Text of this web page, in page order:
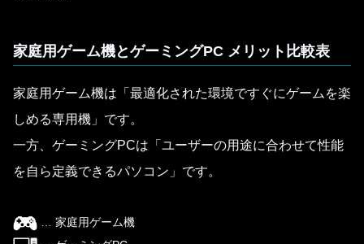
家庭用ゲーム機とゲーミングPC メリット比較表
家庭用ゲーム機は「最適化された環境ですぐにゲームを楽
しめる専用機」です。
一方、ゲーミングPCは「ユーザーの用途に合わせて性能
を自ら定義できるパソコン」です。
… 家庭用ゲーム機